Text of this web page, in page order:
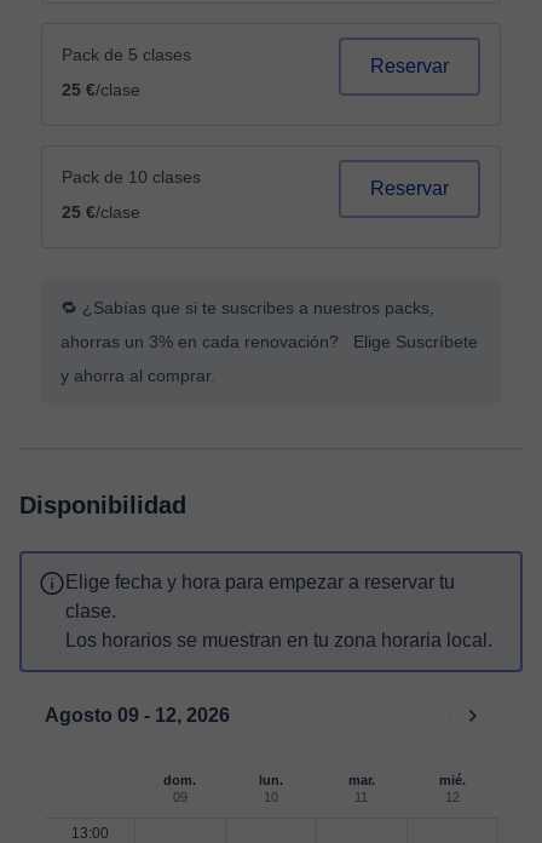
Pack de 5 clases
25 €/clase
Reservar
Pack de 10 clases
25 €/clase
Reservar
🔁 ¿Sabías que si te suscribes a nuestros packs,
ahorras un 3% en cada renovación? Elige Suscríbete
y ahorra al comprar.
Disponibilidad
Elige fecha y hora para empezar a reservar tu
clase.
Los horarios se muestran en tu zona horaria local.
Agosto 09 - 12, 2026
dom.
09
lun.
10
mar.
11
mié.
12
13:00